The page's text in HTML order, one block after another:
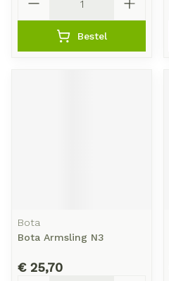
Bestel
Bota
Bota Armsling N3
€ 25,70